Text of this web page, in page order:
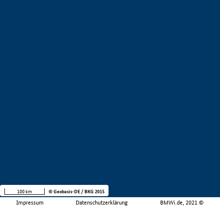
Impressum Datenschutzerklärung BMWi.de, 2021 ©
100 km © Geobasis-DE / BKG 2015